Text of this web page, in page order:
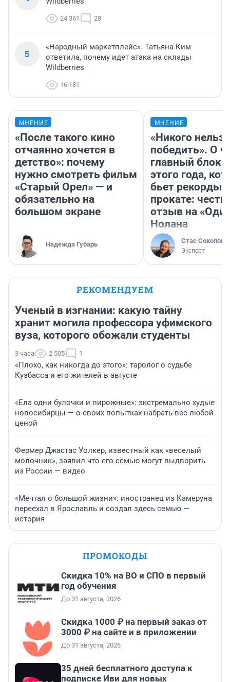
24 361 28
5
«Народный маркетплейс». Татьяна Ким
ответила, почему идет атака на склады
Wildberries
16 181
МНЕНИЕ
«После такого кино
отчаянно хочется в
детство»: почему
нужно смотреть фильм
«Старый Орел» — и
обязательно на
большом экране
Надежда Губарь
МНЕНИЕ
«Никого нельзя
победить». О
главный
этого года,
бьет рекорды в
прокате:
отзыв на
Нолана
Стас Соколов
Эксперт
РЕКОМЕНДУЕМ
Ученый в изгнании: какую тайну
хранит могила профессора уфимского
вуза, которого обожали студенты
3 часа 2 505 1
«Плохо, как никогда до этого»: таролог о судьбе
Кузбасса и его жителей в августе
«Ела одни булочки и пирожные»: экстремально худые
новосибирцы — о своих попытках набрать вес любой
ценой
Фермер Джастас Уолкер, известный как «веселый
молочник», заявил что его семью могут выдворить
из России — видео
«Мечтал о большой жизни»: иностранец из Камеруна
переехал в Ярославль и создал здесь семью —
история
ПРОМОКОДЫ
Скидка 10% на ВО и СПО в первый
год обучения
До 31 августа, 2026
Скидка 1000 ₽ на первый заказ от
3000 ₽ на сайте и в приложении
До 31 августа, 2026
35 дней бесплатного доступа к
подписке Иви для новых